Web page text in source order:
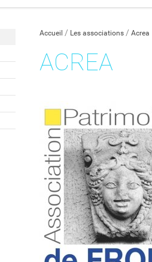
Accueil Les associations Acrea
ACREA